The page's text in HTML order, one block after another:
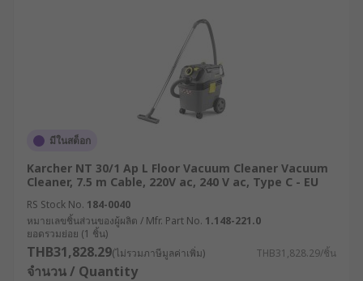
มีในสต็อก
Karcher NT 30/1 Ap L Floor Vacuum Cleaner Vacuum
Cleaner, 7.5 m Cable, 220V ac, 240 V ac, Type C - EU
RS Stock No. 184-0040
หมายเลขชิ้นส่วนของผู้ผลิต / Mfr. Part No. 1.148-221.0
ยอดรวมย่อย (1 ชิ้น)
THB31,828.29(ไม่รวมภาษีมูลค่าเพิ่ม) THB31,828.29/ชิ้น
จำนวน / Quantity